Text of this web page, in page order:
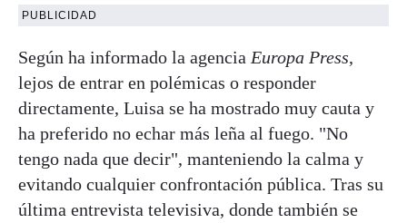
PUBLICIDAD
Según ha informado la agencia Europa Press,
lejos de entrar en polémicas o responder
directamente, Luisa se ha mostrado muy cauta y
ha preferido no echar más leña al fuego. "No
tengo nada que decir", manteniendo la calma y
evitando cualquier confrontación pública. Tras su
última entrevista televisiva, donde también se